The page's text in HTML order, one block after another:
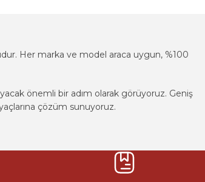
Her marka ve model araca uygun, %100
önemli bir adım olarak görüyoruz. Geniş
çözüm sunuyoruz.
Her marka ve model araca uygun, %100
önemli bir adım olarak görüyoruz. Geniş